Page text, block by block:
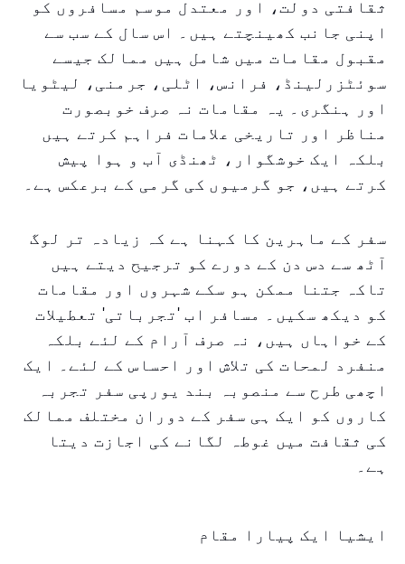
ثقافتی دولت، اور معتدل موسم مسافروں کو
اپنی جانب کھینچتے ہیں۔ اس سال کے سب سے
مقبول مقامات میں شامل ہیں ممالک جیسے
سوئٹزرلینڈ، فرانس، اٹلی، جرمنی، لیٹویا
اور ہنگری۔ یہ مقامات نہ صرف خوبصورت
مناظر اور تاریخی علامات فراہم کرتے ہیں
بلکہ ایک خوشگوار، ٹھنڈی آب و ہوا پیش
کرتے ہیں، جو گرمیوں کی گرمی کے برعکس ہے۔
سفر کے ماہرین کا کہنا ہے کہ زیادہ تر لوگ
آٹھ سے دس دن کے دورے کو ترجیح دیتے ہیں
تاکہ جتنا ممکن ہو سکے شہروں اور مقامات
کو دیکھ سکیں۔ مسافر اب 'تجرباتی' تعطیلات
کے خواہاں ہیں، نہ صرف آرام کے لئے بلکہ
منفرد لمحات کی تلاش اور احساس کے لئے۔ ایک
اچھی طرح سے منصوبہ بند یورپی سفر تجربہ
کاروں کو ایک ہی سفر کے دوران مختلف ممالک
کی ثقافت میں غوطہ لگانے کی اجازت دیتا
ہے۔
ایشیا ایک پیارا مقام